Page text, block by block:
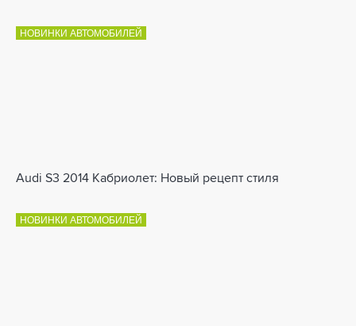
НОВИНКИ АВТОМОБИЛЕЙ
Audi S3 2014 Кабриолет: Новый рецепт стиля
НОВИНКИ АВТОМОБИЛЕЙ